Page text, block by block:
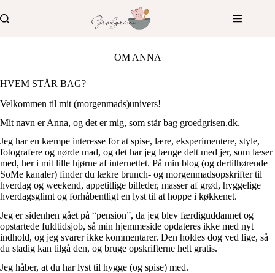
til
indhold
OM ANNA
HVEM STÅR BAG?
Velkommen til mit (morgenmads)univers!
Mit navn er Anna, og det er mig, som står bag groedgrisen.dk.
Jeg har en kæmpe interesse for at spise, lære, eksperimentere, style,
fotografere og nørde mad, og det har jeg længe delt med jer, som læser
med, her i mit lille hjørne af internettet. På min blog (og dertilhørende
SoMe kanaler) finder du lækre brunch- og morgenmadsopskrifter til
hverdag og weekend, appetitlige billeder, masser af grød, hyggelige
hverdagsglimt og forhåbentligt en lyst til at hoppe i køkkenet.
Jeg er sidenhen gået på “pension”, da jeg blev færdiguddannet og
opstartede fuldtidsjob, så min hjemmeside opdateres ikke med nyt
indhold, og jeg svarer ikke kommentarer. Den holdes dog ved lige, så
du stadig kan tilgå den, og bruge opskrifterne helt gratis.
Jeg håber, at du har lyst til hygge (og spise) med.